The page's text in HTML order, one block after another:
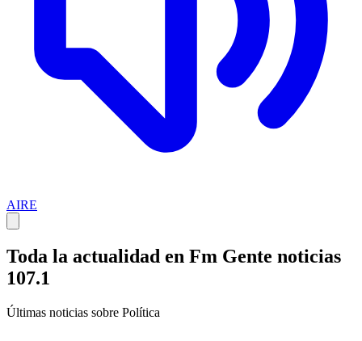
AIRE
Toda la actualidad en Fm Gente noticias
107.1
Últimas noticias sobre Política